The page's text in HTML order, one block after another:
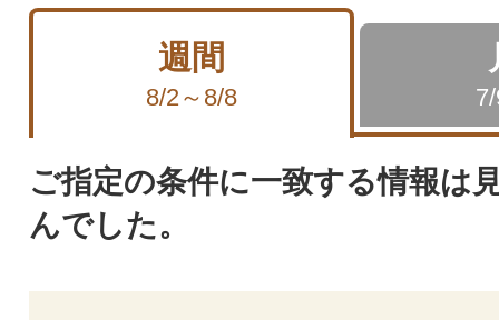
週間
8/2～8/8
ご指定の条件に一致する情報は
んでした。